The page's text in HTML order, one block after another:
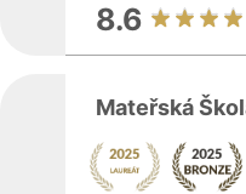
8.6
Mateřská